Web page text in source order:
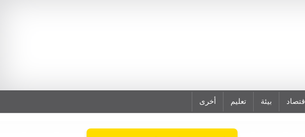
اقتصاد بيئة تعليم أخرى